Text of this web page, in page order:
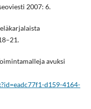
2007: 6.
avuksi
d159-4164-